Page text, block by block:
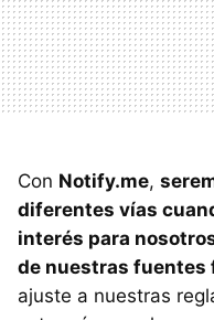
Con Notify.me,
diferentes vías
interés para
de nuestras fuentes
ajuste a nuestras